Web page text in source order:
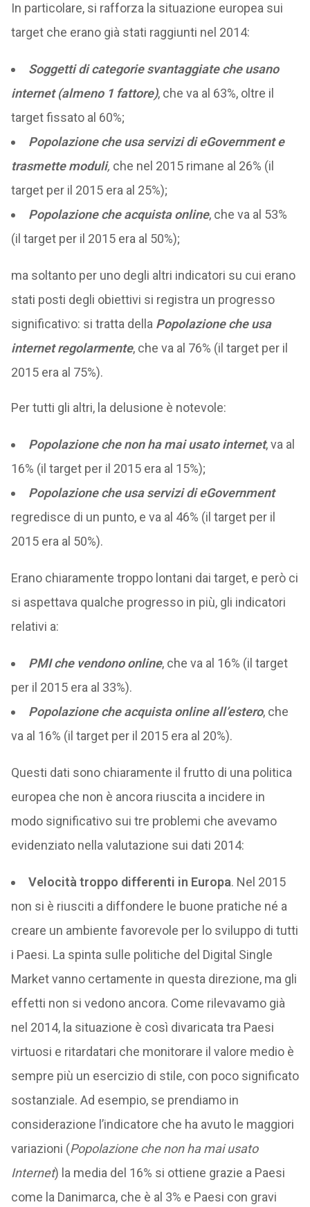
In particolare, si rafforza la situazione europea sui
target che erano già stati raggiunti nel 2014:
Soggetti di categorie svantaggiate che usano
internet (almeno 1 fattore), che va al 63%, oltre il
target fissato al 60%;
Popolazione che usa servizi di eGovernment e
trasmette moduli, che nel 2015 rimane al 26% (il
target per il 2015 era al 25%);
Popolazione che acquista online, che va al 53%
(il target per il 2015 era al 50%);
ma soltanto per uno degli altri indicatori su cui erano
stati posti degli obiettivi si registra un progresso
significativo: si tratta della Popolazione che usa
internet regolarmente, che va al 76% (il target per il
2015 era al 75%).
Per tutti gli altri, la delusione è notevole:
Popolazione che non ha mai usato internet, va al
16% (il target per il 2015 era al 15%);
Popolazione che usa servizi di eGovernment
regredisce di un punto, e va al 46% (il target per il
2015 era al 50%).
Erano chiaramente troppo lontani dai target, e però ci
si aspettava qualche progresso in più, gli indicatori
relativi a:
PMI che vendono online, che va al 16% (il target
per il 2015 era al 33%).
Popolazione che acquista online all’estero, che
va al 16% (il target per il 2015 era al 20%).
Questi dati sono chiaramente il frutto di una politica
europea che non è ancora riuscita a incidere in
modo significativo sui tre problemi che avevamo
evidenziato nella valutazione sui dati 2014:
Velocità troppo differenti in Europa. Nel 2015
non si è riusciti a diffondere le buone pratiche né a
creare un ambiente favorevole per lo sviluppo di tutti
i Paesi. La spinta sulle politiche del Digital Single
Market vanno certamente in questa direzione, ma gli
effetti non si vedono ancora. Come rilevavamo già
nel 2014, la situazione è così divaricata tra Paesi
virtuosi e ritardatari che monitorare il valore medio è
sempre più un esercizio di stile, con poco significato
sostanziale. Ad esempio, se prendiamo in
considerazione l’indicatore che ha avuto le maggiori
variazioni (Popolazione che non ha mai usato
Internet) la media del 16% si ottiene grazie a Paesi
come la Danimarca, che è al 3% e Paesi con gravi